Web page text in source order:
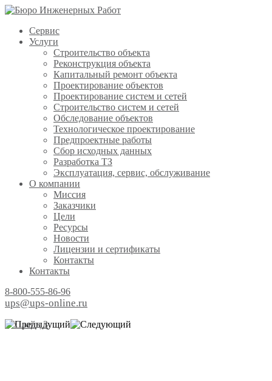
Сервис
Услуги
Строительство объекта
Реконструкция объекта
Капитальный ремонт объекта
Проектирование объектов
Проектирование систем и сетей
Строительство систем и сетей
Обследование объектов
Технологическое проектирование
Предпроектные работы
Сбор исходных данных
Разработка ТЗ
Эксплуатация, сервис, обслуживание
О компании
Миссия
Заказчики
Цели
Ресурсы
Новости
Лицензии и сертификаты
Контакты
Контакты
8-800-555-86-96
ups@ups-online.ru